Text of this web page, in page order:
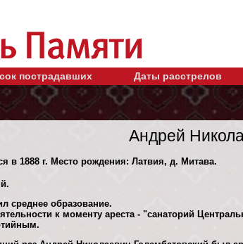
пострадавших Даты расстрелов
Андрей
в 1888 г. Место рождения: Латвия, д. Митава.
среднее образование.
к моменту ареста - "санаторий